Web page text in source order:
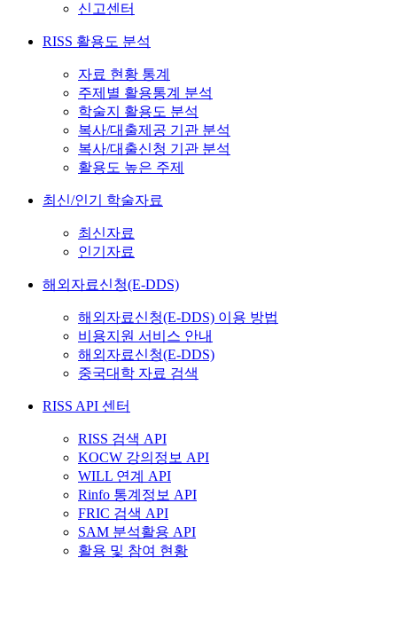
신고센터
RISS 활용도 분석
자료 현황 통계
주제별 활용통계 분석
학술지 활용도 분석
복사/대출제공 기관 분석
복사/대출신청 기관 분석
활용도 높은 주제
최신/인기 학술자료
최신자료
인기자료
해외자료신청(E-DDS)
해외자료신청(E-DDS) 이용 방법
비용지원 서비스 안내
해외자료신청(E-DDS)
중국대학 자료 검색
RISS API 센터
RISS 검색 API
KOCW 강의정보 API
WILL 연계 API
Rinfo 통계정보 API
FRIC 검색 API
SAM 분석활용 API
활용 및 참여 현황